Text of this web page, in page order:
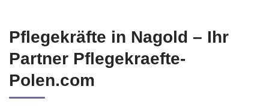
Pflegekräfte in Nagold – Ihr
Partner Pflegekraefte-
Polen.com